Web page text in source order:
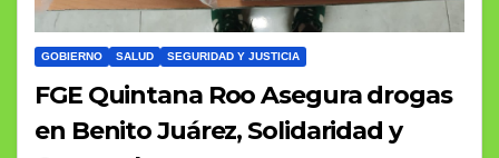
GOBIERNO SALUD SEGURIDAD Y JUSTICIA
FGE Quintana Roo Asegura drogas
en Benito Juárez, Solidaridad y